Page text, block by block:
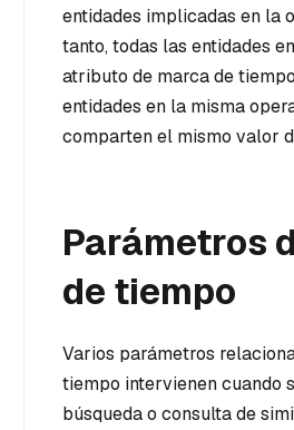
entidades implicadas en la
tanto, todas las entidades
atributo de marca de
entidades en la misma
comparten el mismo valor
Parámetros
de tiempo
Varios parámetros
tiempo intervienen cuando
búsqueda o consulta de